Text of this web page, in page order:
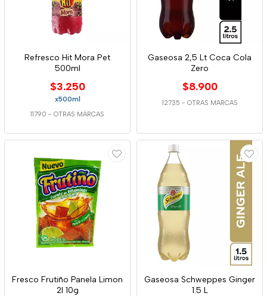
Refresco Hit Mora Pet
500ml
$3.250
x500ml
11790 - OTRAS MARCAS
Gaseosa 2,5 Lt Coca Cola
Zero
$8.900
12735 - OTRAS MARCAS
Fresco Frutiño Panela Limon
2l 10g
Gaseosa Schweppes Ginger
1.5 L